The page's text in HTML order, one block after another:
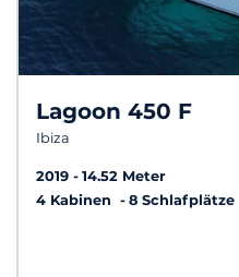
Lagoon 450 F
Ibiza
2019
14.52 Meter
4 Kabinen
8 Schlafplätze